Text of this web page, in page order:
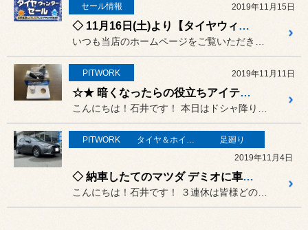
セール情報 2019年11月15日
◇ 11月16日(土)より【タイヤウィンターセール】を開催いたします！ ◇
PITWORK 2019年11月11日
☆★ 暗くなったらの役立ちアイテム！LED、HID取り付け作業いろいろ！ ☆★
PITWORK タイヤ＆ホイール
足廻り
2019年11月4日
◇ 納車したてのマツダ デミオに車高調＆マフラー取り付け作業！！ ◇